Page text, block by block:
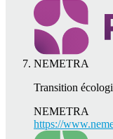
NEMETRA
Transition
NEMETRA
https://